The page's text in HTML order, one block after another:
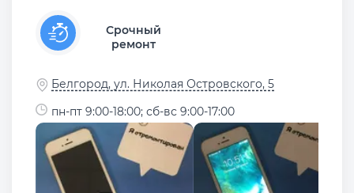
Срочный
ремонт
Белгород, ул. Николая Островского, 5
пн-пт 9:00-18:00; сб-вс 9:00-17:00